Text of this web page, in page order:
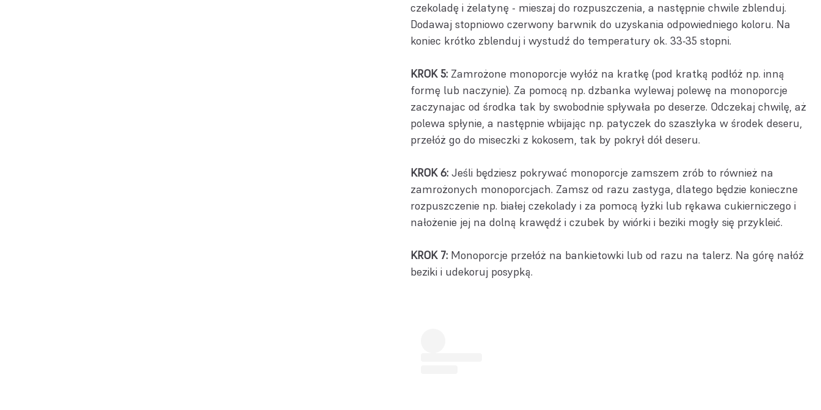
czekoladę i żelatynę - mieszaj do rozpuszczenia, a następnie chwile zblenduj.
Dodawaj stopniowo czerwony barwnik do uzyskania odpowiedniego koloru. Na
koniec krótko zblenduj i wystudź do temperatury ok. 33-35 stopni.
KROK 5: Zamrożone monoporcje wyłóż na kratkę (pod kratką podłóż np. inną
formę lub naczynie). Za pomocą np. dzbanka wylewaj polewę na monoporcje
zaczynajac od środka tak by swobodnie spływała po deserze. Odczekaj chwilę, aż
polewa spłynie, a następnie wbijając np. patyczek do szaszłyka w środek deseru,
przełóż go do miseczki z kokosem, tak by pokrył dół deseru.
KROK 6: Jeśli będziesz pokrywać monoporcje zamszem zrób to również na
zamrożonych monoporcjach. Zamsz od razu zastyga, dlatego będzie konieczne
rozpuszczenie np. białej czekolady i za pomocą łyżki lub rękawa cukierniczego i
nałożenie jej na dolną krawędź i czubek by wiórki i beziki mogły się przykleić.
KROK 7: Monoporcje przełóż na bankietowki lub od razu na talerz. Na górę nałóż
beziki i udekoruj posypką.